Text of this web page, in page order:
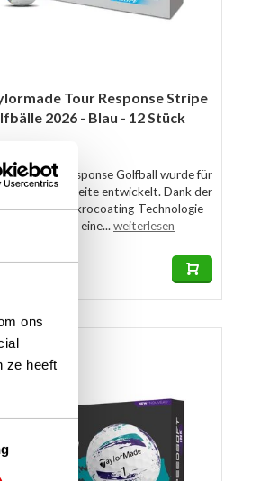
ons
ze heeft
Tour Response Stripe
2026 - Blau - 12 Stück
neue Tour Response Golfball wurde für
und Weite entwickelt. Dank der
Mikrocoating-Technologie
Sie von eine... weiterlesen